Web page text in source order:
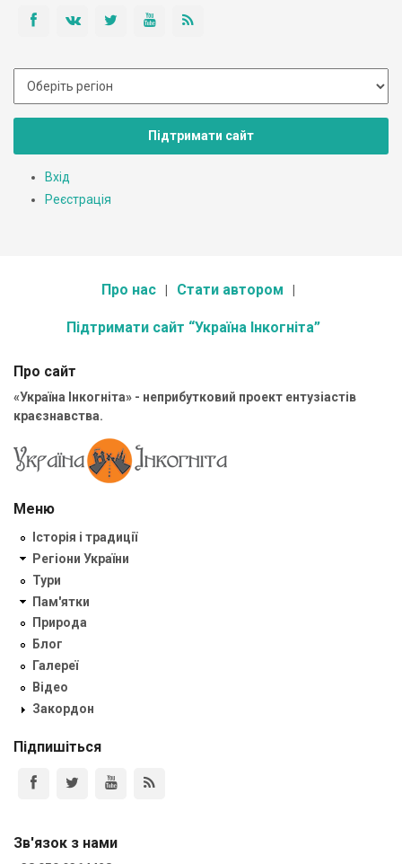
Підтримати сайт
Вхід
Реєстрація
Про нас Стати автором
Підтримати сайт “Україна Інкогніта”
Про сайт
«Україна Інкогніта» - неприбутковий проект ентузіастів
краєзнавства.
Меню
Історія і традиції
Регіони України
Тури
Пам'ятки
Природа
Блог
Галереї
Відео
Закордон
Підпишіться
Зв'язок з нами